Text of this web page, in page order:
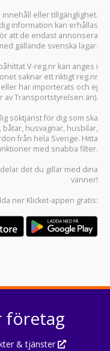
eller tillgänglighet.
information kan erhållas
att de endast annonsera
gällande svenska lagar.
V-reg.nr kan anges i
saknar ett riktigt reg.nr
har importerats och ej
av Transportstyrelsen än).
söktjänst för dig som ska
, båtar, husvagnar, husbilar,
från hela Sverige. Hitta
med snabba filter.
det du gillar med dina
vänner!
ner Klicket-appen gratis:
företag
& tjänster